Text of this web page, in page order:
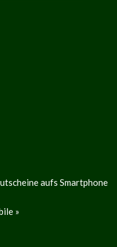
aufs Smartphone
»